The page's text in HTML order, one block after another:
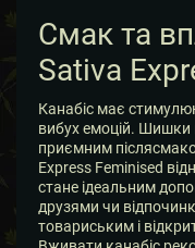
Смак та
Sativa
Канабіс має
вибух емоцій.
приємним
Express Feminised
стане ідеальним
друзями чи
товариським і